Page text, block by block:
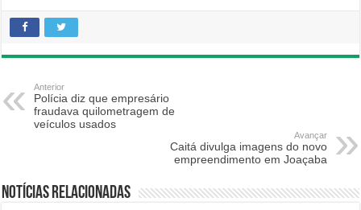
Anterior
Polícia diz que empresário
fraudava quilometragem de
veículos usados
Avançar
Caitá divulga imagens do novo
empreendimento em Joaçaba
Notícias relacionadas